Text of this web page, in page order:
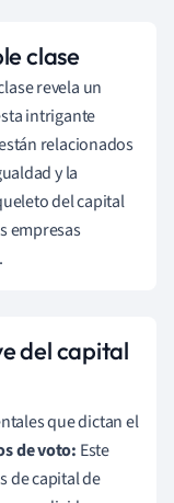
clase
revela un
intrigante
relacionados
y la
del capital
empresas
del capital
que dictan el
de voto: Este
de capital de